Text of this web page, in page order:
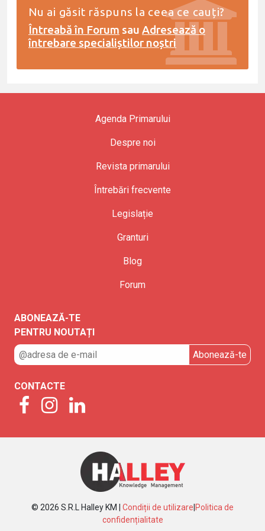
Nu ai găsit răspuns la ceea ce cauți?
Întreabă în Forum sau Adresează o
întrebare specialiștilor noștri
Agenda Primarului
Despre noi
Revista primarului
Întrebări frecvente
Legislație
Granturi
Blog
Forum
ABONEAZĂ-TE
PENTRU NOUTAȚI
CONTACTE
© 2026 S.R.L Halley KM | Condiții de utilizare Politica de
confidențialitate